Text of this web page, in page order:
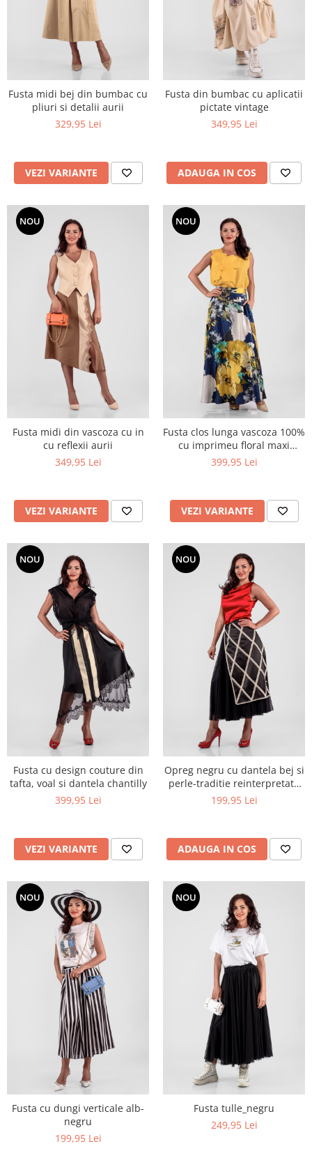
Fusta midi bej din bumbac cu
pliuri si detalii aurii
329,95 Lei
VEZI VARIANTE
Fusta din bumbac cu aplicatii
pictate vintage
349,95 Lei
ADAUGA IN COS
NOU
Fusta midi din vascoza cu in
cu reflexii aurii
349,95 Lei
VEZI VARIANTE
NOU
Fusta clos lunga vascoza 100%
cu imprimeu floral maxi
galben cu bleumarin
399,95 Lei
VEZI VARIANTE
NOU
Fusta cu design couture din
tafta, voal si dantela chantilly
399,95 Lei
VEZI VARIANTE
NOU
Opreg negru cu dantela bej si
perle-traditie reinterpretata
cu eleganta contemporana
199,95 Lei
ADAUGA IN COS
NOU
Fusta cu dungi verticale alb-
negru
199,95 Lei
NOU
Fusta tulle_negru
249,95 Lei